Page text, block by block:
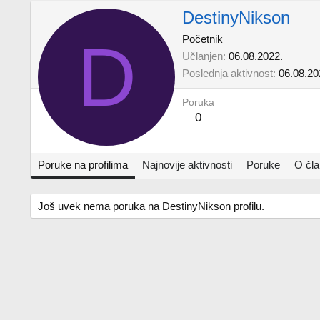
D
DestinyNikson
Početnik
Učlanjen 06.08.2022.
Poslednja aktivnost
Poruka
0
Poruke na profilima Najnovije aktivnosti Poruke O
Još uvek nema poruka na DestinyNikson profilu.